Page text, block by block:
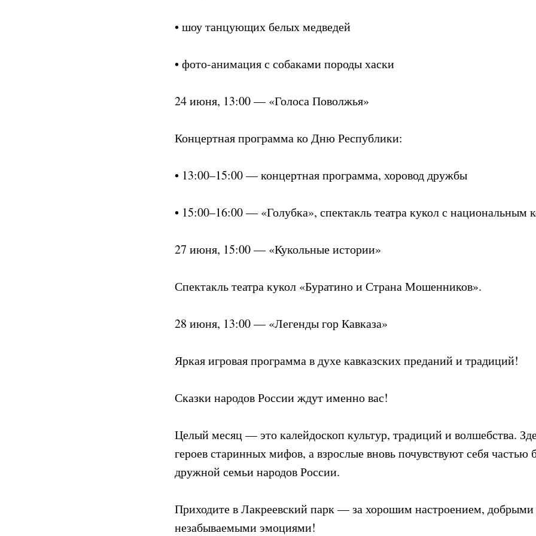
• шоу танцующих белых медведей
• фото-анимация с собаками породы хаски
24 июня, 13:00 — «Голоса Поволжья»
Концертная программа ко Дню Республики:
• 13:00–15:00 — концертная программа, хоровод дружбы
• 15:00–16:00 — «Голубка», спектакль театра кукол с национальным
27 июня, 15:00 — «Кукольные истории»
Спектакль театра кукол «Буратино и Страна Мошенников».
28 июня, 13:00 — «Легенды гор Кавказа»
Яркая игровая программа в духе кавказских преданий и традиций!
Сказки народов России ждут именно вас!
Целый месяц — это калейдоскоп культур, традиций и волшебства.
героев старинных мифов, а взрослые вновь почувствуют себя частью
дружной семьи народов России.
Приходите в Лакреевский парк — за хорошим настроением, добрыми
незабываемыми эмоциями!